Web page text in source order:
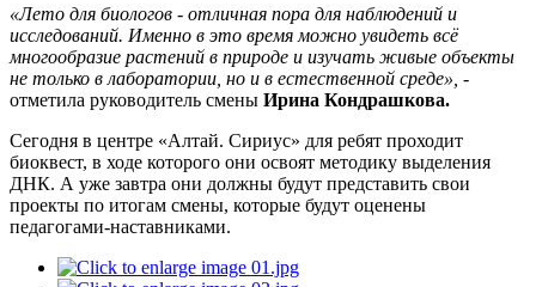
«Лето для биологов - отличная пора для наблюдений и
исследований. Именно в это время можно увидеть всё
многообразие растений в природе и изучать живые объекты
не только в лаборатории, но и в естественной среде», -
отметила руководитель смены Ирина Кондрашкова.
Сегодня в центре «Алтай. Сириус» для ребят проходит
биоквест, в ходе которого они освоят методику выделения
ДНК. А уже завтра они должны будут представить свои
проекты по итогам смены, которые будут оценены
педагогами-наставниками.